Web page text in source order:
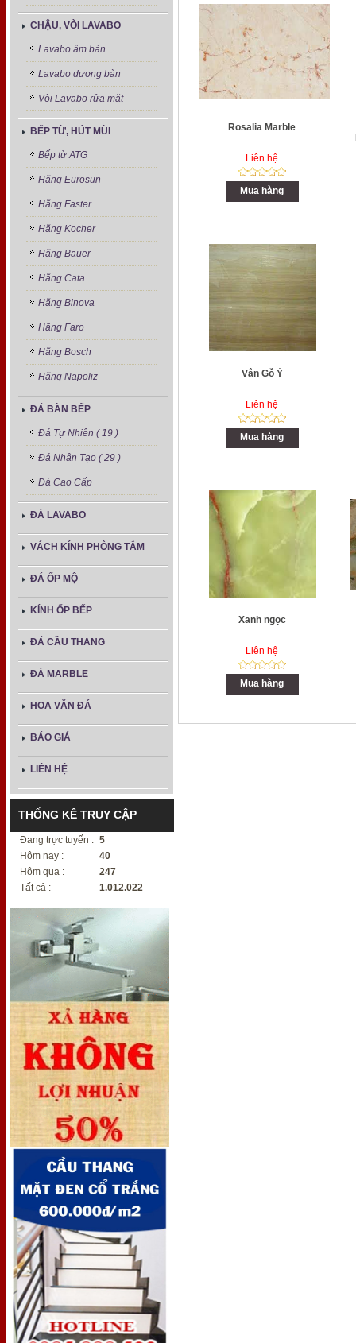
CHẬU, VÒI LAVABO
Lavabo âm bàn
Lavabo dương bàn
Vòi Lavabo rửa mặt
BẾP TỪ, HÚT MÙI
Bếp từ ATG
Hãng Eurosun
Hãng Faster
Hãng Kocher
Hãng Bauer
Hãng Cata
Hãng Binova
Hãng Faro
Hãng Bosch
Hãng Napoliz
ĐÁ BÀN BẾP
Đá Tự Nhiên ( 19 )
Đá Nhân Tạo ( 29 )
Đá Cao Cấp
ĐÁ LAVABO
VÁCH KÍNH PHÒNG TẮM
ĐÁ ỐP MỘ
KÍNH ỐP BẾP
ĐÁ CẦU THANG
ĐÁ MARBLE
HOA VĂN ĐÁ
BÁO GIÁ
LIÊN HỆ
THỐNG KÊ TRUY CẬP
Đang trực tuyến : 5
Hôm nay :
40
Hôm qua :
247
Tất cả :
1.012.022
Rosalia Marble
Liên hệ
Mua hàng
Vân Gỗ Ý
Liên hệ
Mua hàng
Xanh ngọc
Liên hệ
Mua hàng